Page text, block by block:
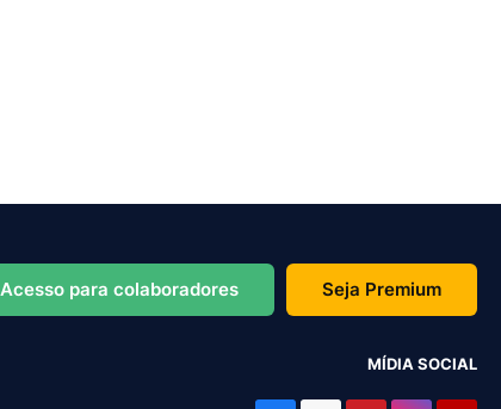
Acesso para colaboradores Seja Premium
MÍDIA SOCIAL